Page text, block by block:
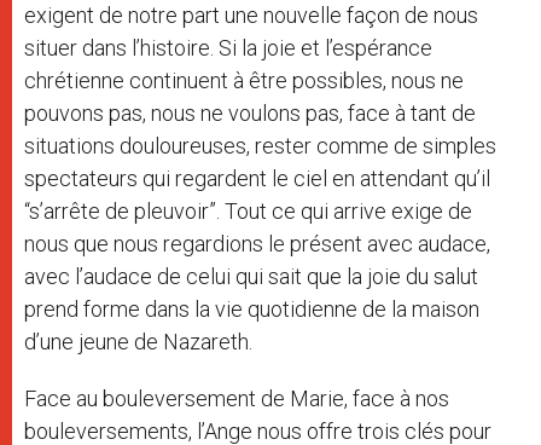
exigent de notre part une nouvelle façon de nous
situer dans l’histoire. Si la joie et l’espérance
chrétienne continuent à être possibles, nous ne
pouvons pas, nous ne voulons pas, face à tant de
situations douloureuses, rester comme de simples
spectateurs qui regardent le ciel en attendant qu’il
“s’arrête de pleuvoir”. Tout ce qui arrive exige de
nous que nous regardions le présent avec audace,
avec l’audace de celui qui sait que la joie du salut
prend forme dans la vie quotidienne de la maison
d’une jeune de Nazareth.
Face au bouleversement de Marie, face à nos
bouleversements, l’Ange nous offre trois clés pour